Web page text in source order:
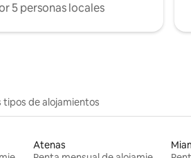
5 personas locales
tipos de alojamientos
Atenas